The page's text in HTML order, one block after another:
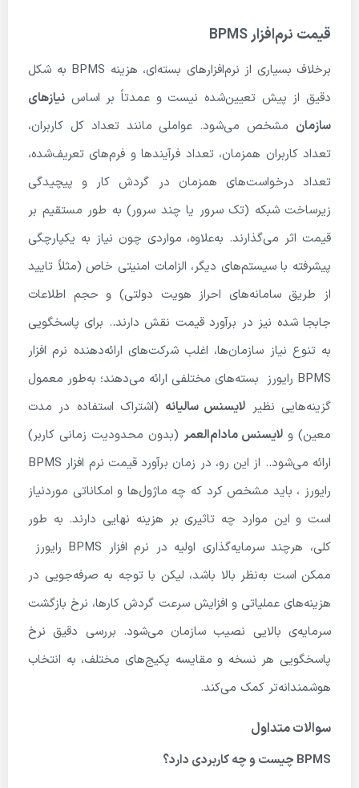
قیمت نرم‌افزار BPMS
برخلاف بسیاری از نرم‌افزارهای بسته‌ای، هزینه BPMS به شکل
دقیق از پیش تعیین‌شده نیست و عمدتاً بر اساس نیازهای
سازمان مشخص می‌شود. عواملی مانند تعداد کل کاربران،
تعداد کاربران همزمان، تعداد فرآیندها و فرم‌های تعریف‌شده،
تعداد درخواست‌های همزمان در گردش کار و پیچیدگی
زیرساخت شبکه (تک سرور یا چند سرور) به طور مستقیم بر
قیمت اثر می‌گذارند. به‌علاوه، مواردی چون نیاز به یکپارچگی
پیشرفته با سیستم‌های دیگر، الزامات امنیتی خاص (مثلاً تایید
از طریق سامانه‌های احراز هویت دولتی) و حجم اطلاعات
جابجا شده نیز در برآورد قیمت نقش دارند.. برای پاسخگویی
به تنوع نیاز سازمان‌ها، اغلب شرکت‌های ارائه‌دهنده نرم افزار
BPMS رایورز بسته‌های مختلفی ارائه می‌دهند؛ به‌طور معمول
گزینه‌هایی نظیر لایسنس سالیانه (اشتراک استفاده در مدت
معین) و لایسنس مادام‌العمر (بدون محدودیت زمانی کاربر)
ارائه می‌شود.
. از این رو، در زمان برآورد قیمت نرم افزار BPMS
رایورز ، باید مشخص کرد که چه ماژول‌ها و امکاناتی موردنیاز
است و این موارد چه تاثیری بر هزینه نهایی دارند. به طور
کلی، هرچند سرمایه‌گذاری اولیه در نرم افزار BPMS رایورز
ممکن است به‌نظر بالا باشد، لیکن با توجه به صرفه‌جویی در
هزینه‌های عملیاتی و افزایش سرعت گردش کارها، نرخ بازگشت
سرمایه‌ی بالایی نصیب سازمان می‌شود. بررسی دقیق نرخ
پاسخگویی هر نسخه و مقایسه پکیج‌های مختلف، به انتخاب
هوشمندانه‌تر کمک می‌کند.
سوالات متداول
BPMS چیست و چه کاربردی دارد؟